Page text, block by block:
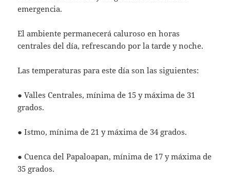
emergencia.
El ambiente permanecerá caluroso en horas
centrales del día, refrescando por la tarde y noche.
Las temperaturas para este día son las siguientes:
● Valles Centrales, mínima de 15 y máxima de 31
grados.
● Istmo, mínima de 21 y máxima de 34 grados.
● Cuenca del Papaloapan, mínima de 17 y máxima de
35 grados.